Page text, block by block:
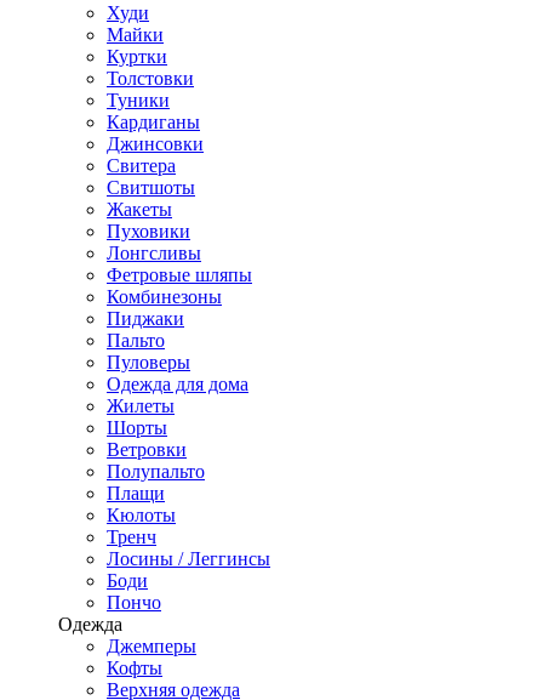
Худи
Майки
Куртки
Толстовки
Туники
Кардиганы
Джинсовки
Свитера
Свитшоты
Жакеты
Пуховики
Лонгсливы
Фетровые шляпы
Комбинезоны
Пиджаки
Пальто
Пуловеры
Одежда для дома
Жилеты
Шорты
Ветровки
Полупальто
Плащи
Кюлоты
Тренч
Лосины / Леггинсы
Боди
Пончо
Одежда
Джемперы
Кофты
Верхняя одежда